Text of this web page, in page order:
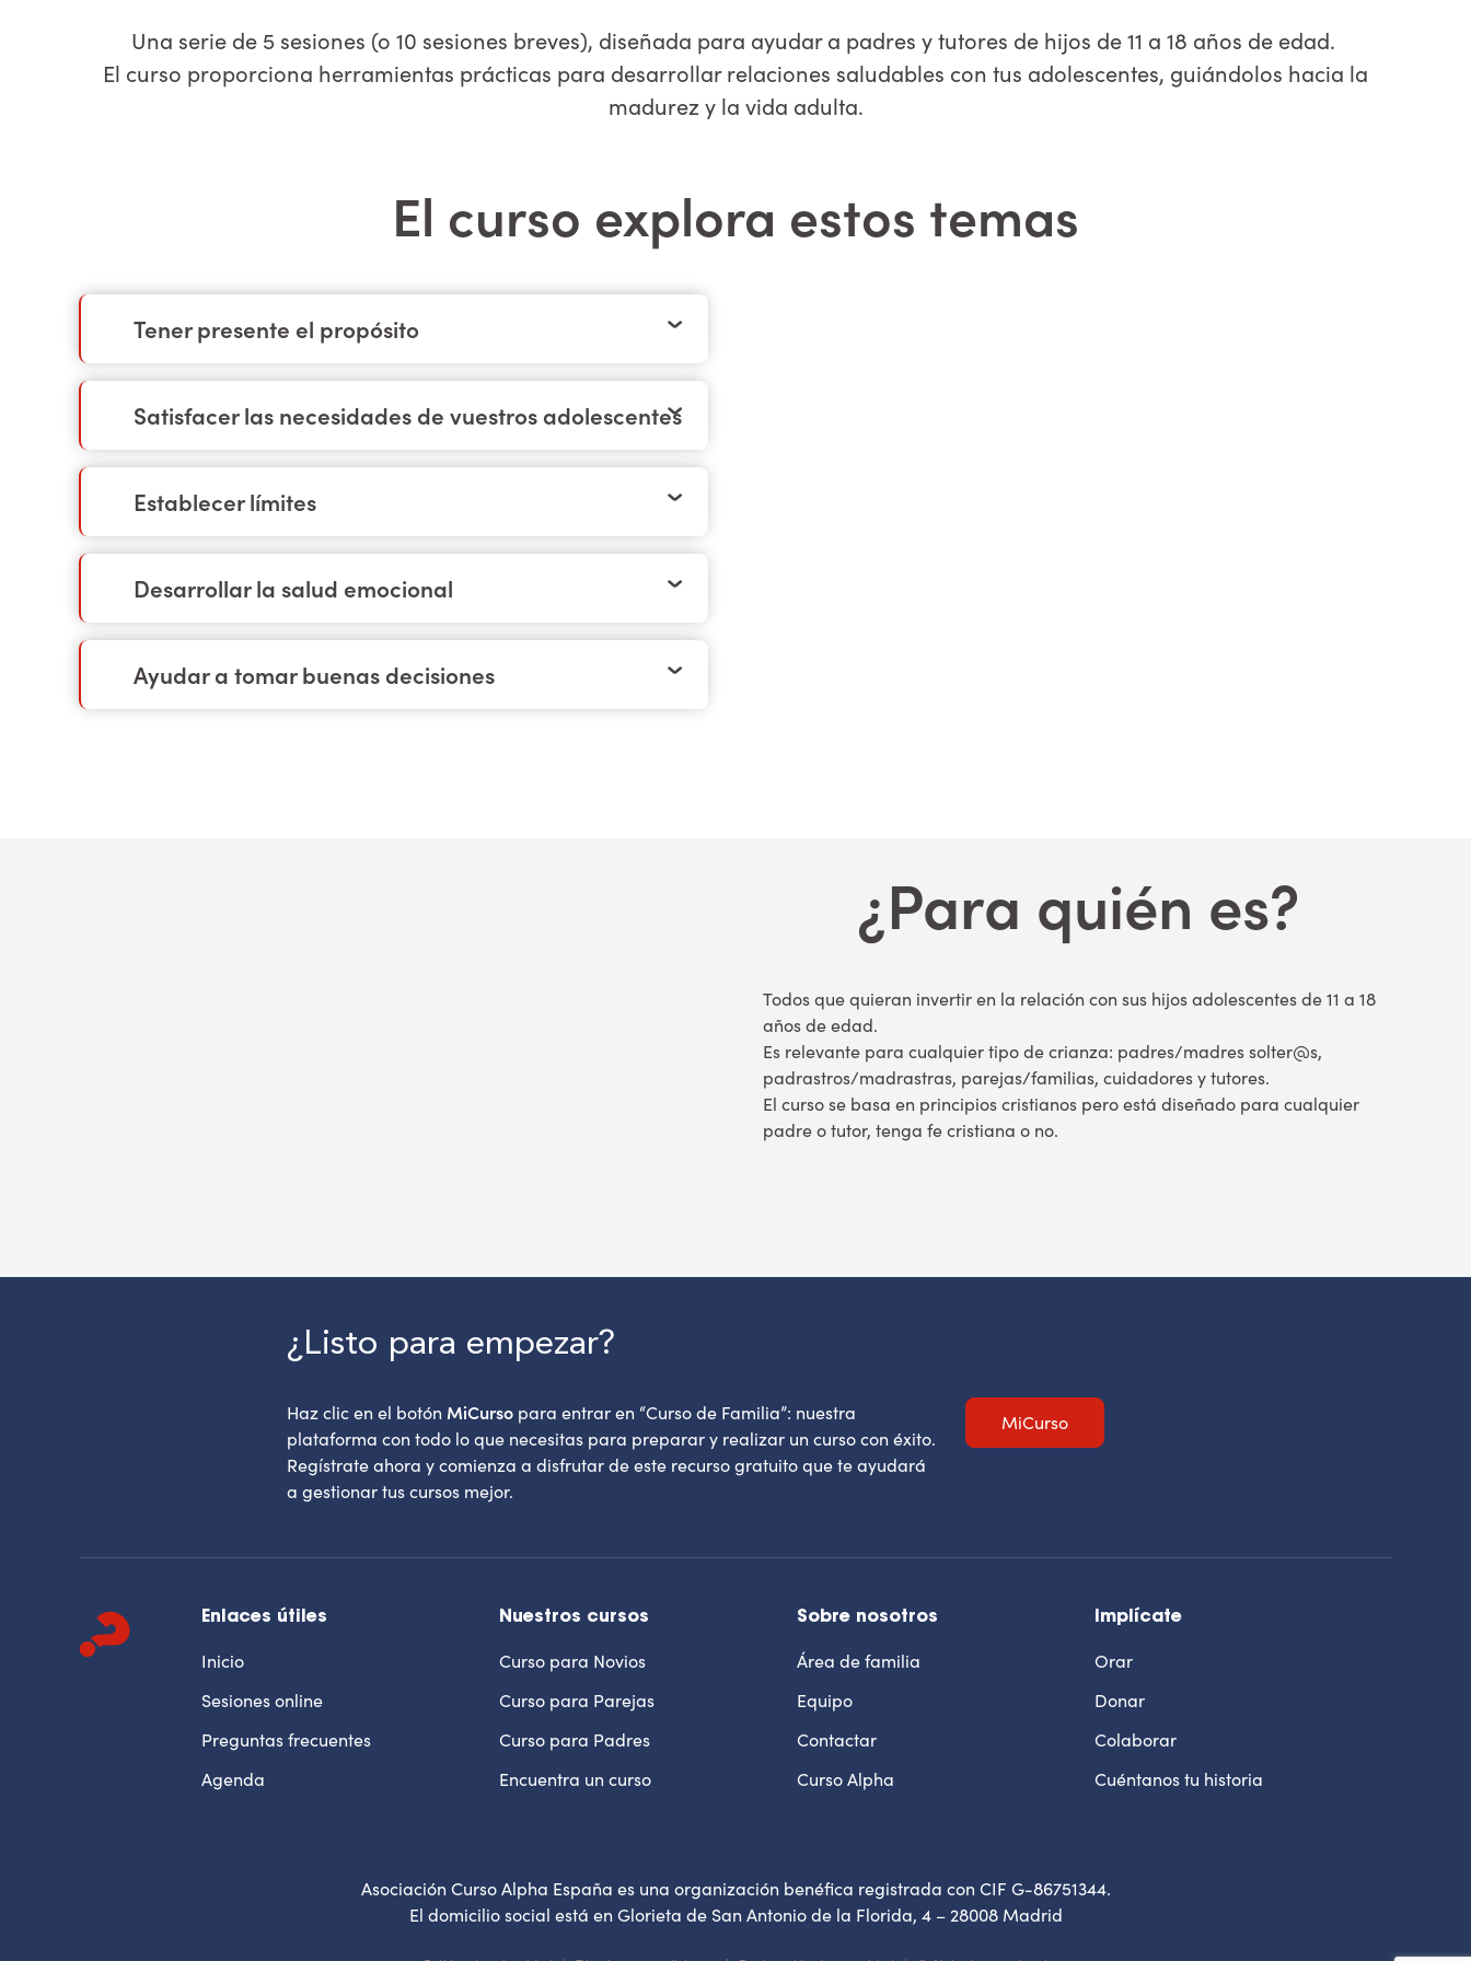
Una serie de 5 sesiones (o 10 sesiones breves), diseñada para ayudar a padres y tutores de hijos de 11 a 18 años de edad.
El curso proporciona herramientas prácticas para desarrollar relaciones saludables con tus adolescentes, guiándolos hacia la
madurez y la vida adulta.
El curso explora estos temas
Tener presente el propósito
Satisfacer las necesidades de vuestros adolescentes
Establecer límites
Desarrollar la salud emocional
Ayudar a tomar buenas decisiones
¿Para quién es?
Todos que quieran invertir en la relación con sus hijos adolescentes de 11 a 18
años de edad.
Es relevante para cualquier tipo de crianza: padres/madres solter@s,
padrastros/madrastras, parejas/familias, cuidadores y tutores.
El curso se basa en principios cristianos pero está diseñado para cualquier
padre o tutor, tenga fe cristiana o no.
¿Listo para empezar?
Haz clic en el botón MiCurso para entrar en “Curso de Familia”: nuestra
plataforma con todo lo que necesitas para preparar y realizar un curso con éxito.
Regístrate ahora y comienza a disfrutar de este recurso gratuito que te ayudará
a gestionar tus cursos mejor.
MiCurso
Enlaces útiles
Inicio
Sesiones online
Preguntas frecuentes
Agenda
Nuestros cursos
Curso para Novios
Curso para Parejas
Curso para Padres
Encuentra un curso
Sobre nosotros
Área de familia
Equipo
Contactar
Curso Alpha
Implícate
Orar
Donar
Colaborar
Cuéntanos tu historia
Asociación Curso Alpha España es una organización benéfica registrada con CIF G-86751344.
El domicilio social está en Glorieta de San Antonio de la Florida, 4 – 28008 Madrid